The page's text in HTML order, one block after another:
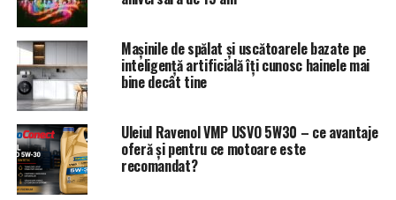
documente care să ateste că cel care solicită creditul
este ,,aceeaşi persoană cu cea din faţa dumneavoastră.”.
ARTICOLE PE ACEIASI TEMA: PRIMA
URMATORUL
Un alt TUN din bani publici în România | Capitala24
NU RATATI
Cartarescu, atac la Iohannis: ”Nu inteleg de ce nu
Mașinile de spălat și uscătoarele bazate pe
inteligență artificială îți cunosc hainele mai
bine decât tine
Uleiul Ravenol VMP USVO 5W30 – ce avantaje
oferă și pentru ce motoare este
recomandat?